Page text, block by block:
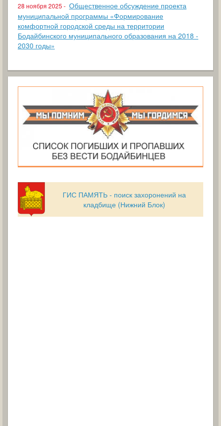
28 ноября 2025 - Общественное обсуждение проекта
муниципальной программы «Формирование
комфортной городской среды на территории
Бодайбинского муниципального образования на 2018 -
2030 годы»
ГИС ПАМЯТЬ - поиск захоронений на
кладбище (Нижний Блок)